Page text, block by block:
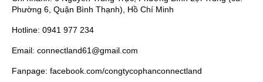
Phường 6, Quận Bình Thạnh), Hồ Chí Minh
Hotline: 0941 977 234
Email: connectland61@gmail.com
Fanpage: facebook.com/congtycophanconnectland